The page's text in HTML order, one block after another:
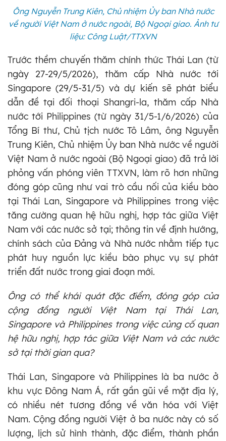
Ông Nguyễn Trung Kiên, Chủ nhiệm Ủy ban Nhà nước
về người Việt Nam ở nước ngoài, Bộ Ngoại giao. Ảnh tư
liệu: Công Luật/TTXVN
Trước thềm chuyến thăm chính thức Thái Lan (từ
ngày 27-29/5/2026), thăm cấp Nhà nước tới
Singapore (29/5-31/5) và dự kiến sẽ phát biểu
dẫn đề tại đối thoại Shangri-la, thăm cấp Nhà
nước tới Philippines (từ ngày 31/5-1/6/2026) của
Tổng Bí thư, Chủ tịch nước Tô Lâm, ông Nguyễn
Trung Kiên, Chủ nhiệm Ủy ban Nhà nước về người
Việt Nam ở nước ngoài (Bộ Ngoại giao) đã trả lời
phỏng vấn phóng viên TTXVN, làm rõ hơn những
đóng góp cũng như vai trò cầu nối của kiều bào
tại Thái Lan, Singapore và Philippines trong việc
tăng cường quan hệ hữu nghị, hợp tác giữa Việt
Nam với các nước sở tại; thông tin về định hướng,
chính sách của Đảng và Nhà nước nhằm tiếp tục
phát huy nguồn lực kiều bào phục vụ sự phát
triển đất nước trong giai đoạn mới.
Ông có thể khái quát đặc điểm, đóng góp của
cộng đồng người Việt Nam tại Thái Lan,
Singapore và Philippines trong việc củng cố quan
hệ hữu nghị, hợp tác giữa Việt Nam và các nước
sở tại thời gian qua?
Thái Lan, Singapore và Philippines là ba nước ở
khu vực Đông Nam Á, rất gần gũi về mặt địa lý,
có nhiều nét tương đồng về văn hóa với Việt
Nam. Cộng đồng người Việt ở ba nước này có số
lượng, lịch sử hình thành, đặc điểm, thành phần